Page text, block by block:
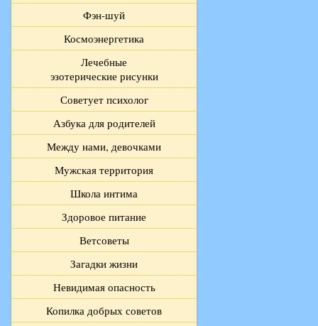
Фэн-шуй
Космоэнергетика
Лечебные
эзотерические рисунки
Советует психолог
Азбука для родителей
Между нами, девочками
Мужская территория
Школа интима
Здоровое питание
Ветсоветы
Загадки жизни
Невидимая опасность
Копилка добрых советов